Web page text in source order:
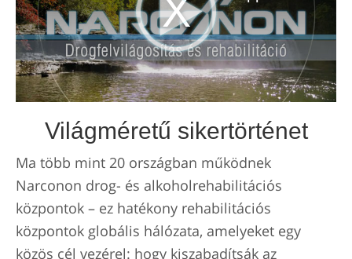
Világméretű sikertörténet
Ma több mint 20 országban működnek
Narconon drog- és alkoholrehabilitációs
központok – ez hatékony rehabilitációs
központok globális hálózata, amelyeket egy
közös cél vezérel: hogy kiszabadítsák az